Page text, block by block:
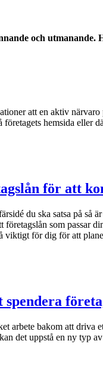
och
att en aktiv
företagets hemsida
för att
du ska satsa på så
företagslån som
viktigt för dig för att
arbete bakom att driva
det uppstå en ny typ